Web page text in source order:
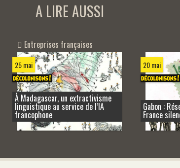
A LIRE AUSSI
Entreprises françaises
25 mai
À Madagascar, un extractivisme
linguistique au service de l’IA
francophone
20 mai
Gabon :
France